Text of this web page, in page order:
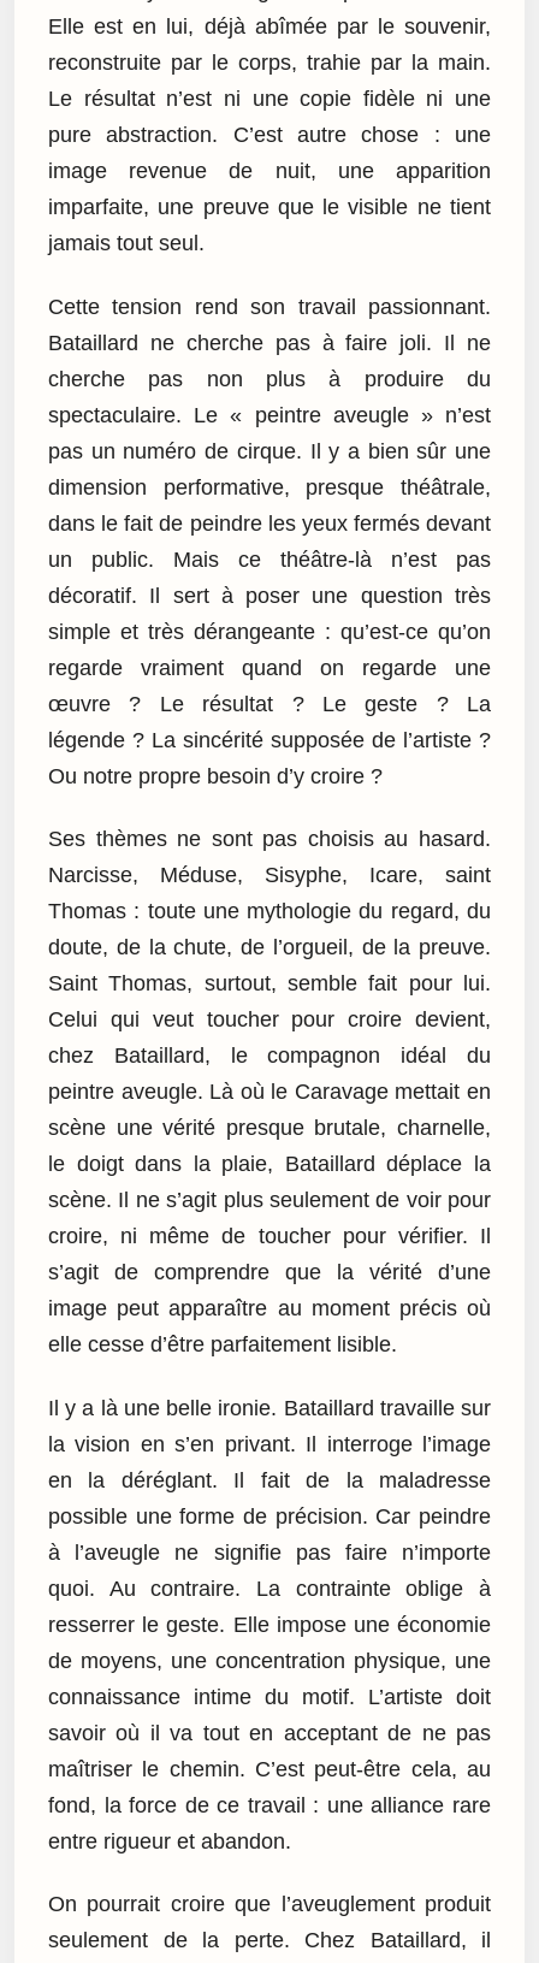
Elle est en lui, déjà abîmée par le souvenir,
reconstruite par le corps, trahie par la main.
Le résultat n’est ni une copie fidèle ni une
pure abstraction. C’est autre chose : une
image revenue de nuit, une apparition
imparfaite, une preuve que le visible ne tient
jamais tout seul.
Cette tension rend son travail passionnant.
Bataillard ne cherche pas à faire joli. Il ne
cherche pas non plus à produire du
spectaculaire. Le « peintre aveugle » n’est
pas un numéro de cirque. Il y a bien sûr une
dimension performative, presque théâtrale,
dans le fait de peindre les yeux fermés devant
un public. Mais ce théâtre-là n’est pas
décoratif. Il sert à poser une question très
simple et très dérangeante : qu’est-ce qu’on
regarde vraiment quand on regarde une
œuvre ? Le résultat ? Le geste ? La
légende ? La sincérité supposée de l’artiste ?
Ou notre propre besoin d’y croire ?
Ses thèmes ne sont pas choisis au hasard.
Narcisse, Méduse, Sisyphe, Icare, saint
Thomas : toute une mythologie du regard, du
doute, de la chute, de l’orgueil, de la preuve.
Saint Thomas, surtout, semble fait pour lui.
Celui qui veut toucher pour croire devient,
chez Bataillard, le compagnon idéal du
peintre aveugle. Là où le Caravage mettait en
scène une vérité presque brutale, charnelle,
le doigt dans la plaie, Bataillard déplace la
scène. Il ne s’agit plus seulement de voir pour
croire, ni même de toucher pour vérifier. Il
s’agit de comprendre que la vérité d’une
image peut apparaître au moment précis où
elle cesse d’être parfaitement lisible.
Il y a là une belle ironie. Bataillard travaille sur
la vision en s’en privant. Il interroge l’image
en la déréglant. Il fait de la maladresse
possible une forme de précision. Car peindre
à l’aveugle ne signifie pas faire n’importe
quoi. Au contraire. La contrainte oblige à
resserrer le geste. Elle impose une économie
de moyens, une concentration physique, une
connaissance intime du motif. L’artiste doit
savoir où il va tout en acceptant de ne pas
maîtriser le chemin. C’est peut-être cela, au
fond, la force de ce travail : une alliance rare
entre rigueur et abandon.
On pourrait croire que l’aveuglement produit
seulement de la perte. Chez Bataillard, il